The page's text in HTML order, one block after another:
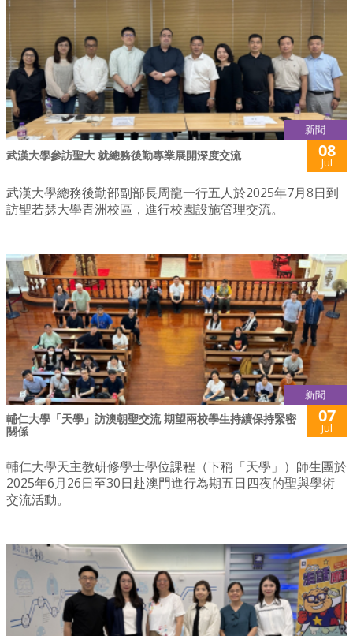
新聞
武漢大學參訪聖大 就總務後勤專業展開深度交流 08
Jul
武漢大學總務後勤部副部長周龍一行五人於2025年7月8日到
訪聖若瑟大學青洲校區，進行校園設施管理交流。
新聞
輔仁大學「天學」訪澳朝聖交流 期望兩校學生持續保持緊密
關係
07
Jul
輔仁大學天主教研修學士學位課程（下稱「天學」）師生團於
2025年6月26日至30日赴澳門進行為期五日四夜的聖與學術
交流活動。